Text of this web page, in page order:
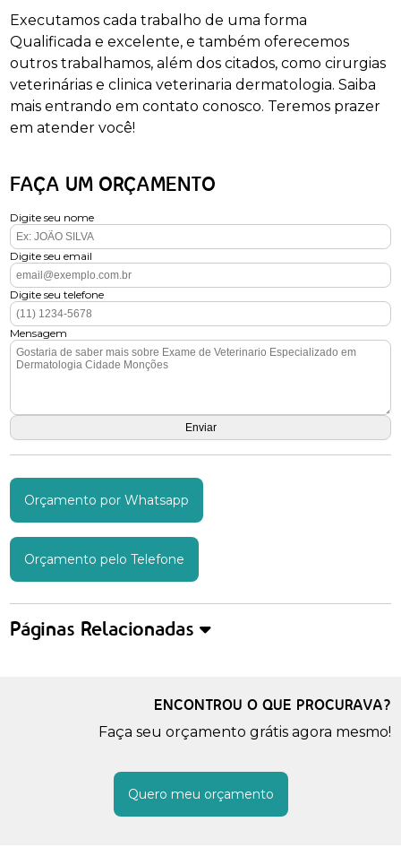
Executamos cada trabalho de uma forma
Qualificada e excelente, e também oferecemos
outros trabalhamos, além dos citados, como cirurgias
veterinárias e clinica veterinaria dermatologia. Saiba
mais entrando em contato conosco. Teremos prazer
em atender você!
FAÇA UM ORÇAMENTO
Digite seu nome
Digite seu email
Digite seu telefone
Mensagem
Orçamento por Whatsapp
Orçamento pelo Telefone
Páginas Relacionadas
ENCONTROU O QUE PROCURAVA?
Faça seu orçamento grátis agora mesmo!
Quero meu orçamento